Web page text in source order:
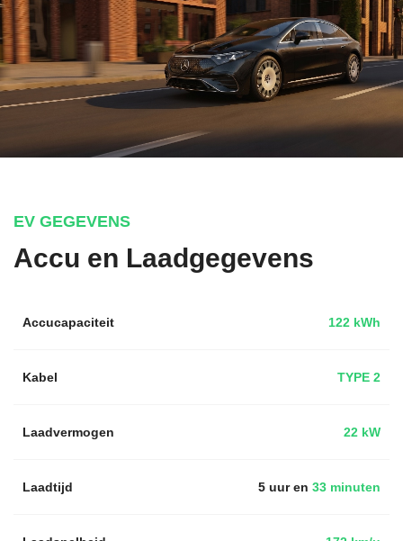
EV GEGEVENS
Accu en Laadgegevens
Accucapaciteit 122 kWh
Kabel TYPE 2
Laadvermogen 22 kW
Laadtijd 5 uur en 33 minuten